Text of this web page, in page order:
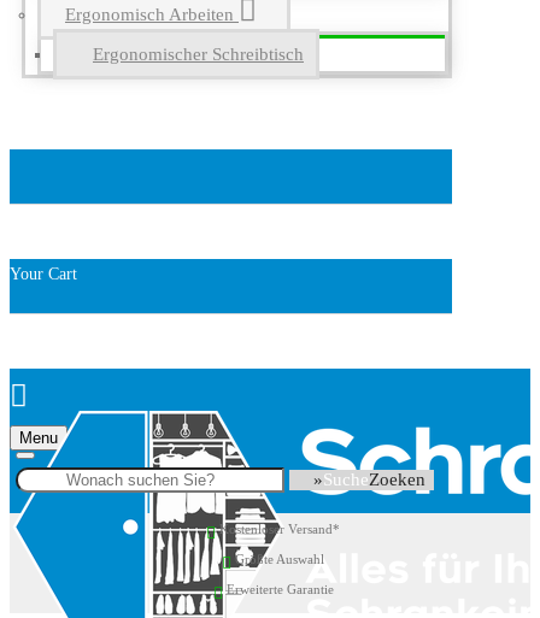
Ergonomisch Arbeiten
Ergonomischer Schreibtisch
Your Cart
Menu
Suche
Kostenloser Versand*
Größte Auswahl
Erweiterte Garantie